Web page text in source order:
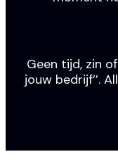
Geen tijd, zin
jouw bedrijf’’.